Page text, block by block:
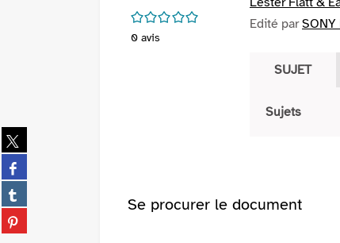
Partager
sur
twitter
(Nouvelle
fenêtre)
Partager
sur
facebook
(Nouvelle
fenêtre)
Partager
sur
tumblr
Partager
sur
/5
0 avis
Edité par
SUJET
Sujets
Se procurer le document